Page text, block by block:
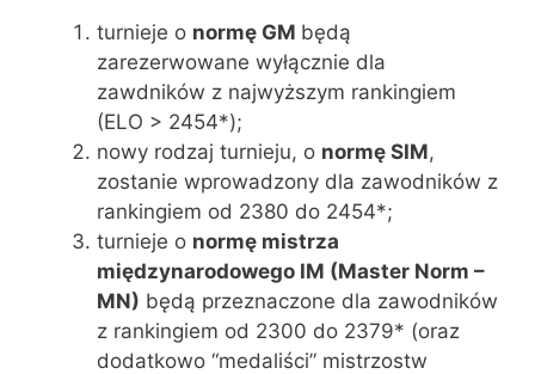
turnieje o normę GM będą
zarezerwowane wyłącznie dla
zawdników z najwyższym rankingiem
(ELO > 2454*);
nowy rodzaj turnieju, o normę SIM,
zostanie wprowadzony dla zawodników z
rankingiem od 2380 do 2454*;
turnieje o normę mistrza
międzynarodowego IM (Master Norm –
MN) będą przeznaczone dla zawodników
z rankingiem od 2300 do 2379* (oraz
dodatkowo “medaliści” mistrzostw